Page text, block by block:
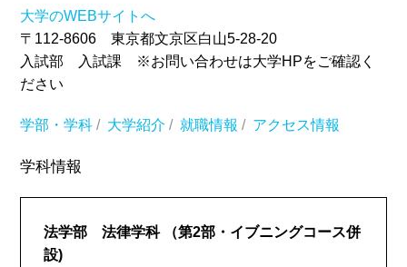
大学のWEBサイトへ
〒112-8606 東京都文京区白山5-28-20
入試部 入試課 ※お問い合わせは大学HPをご確認く
ださい
学部・学科 / 大学紹介 / 就職情報 / アクセス情報
学科情報
法学部 法律学科
（第2部・イブニングコース併
設)